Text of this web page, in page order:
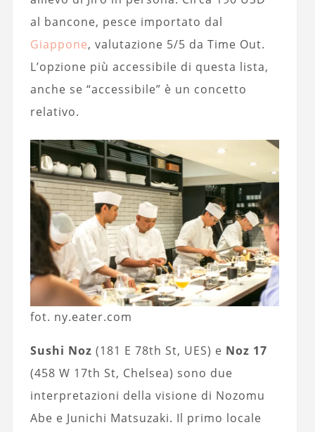
al bancone, pesce importato dal
Giappone, valutazione 5/5 da Time Out.
L’opzione più accessibile di questa lista,
anche se “accessibile” è un concetto
relativo.
fot. ny.eater.com
Sushi Noz (181 E 78th St, UES) e Noz 17
(458 W 17th St, Chelsea) sono due
interpretazioni della visione di Nozomu
Abe e Junichi Matsuzaki. Il primo locale